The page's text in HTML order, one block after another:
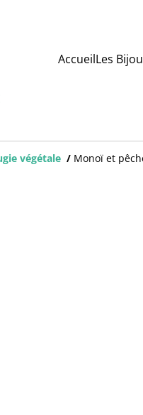
AccueilLes
végétale / Monoï et